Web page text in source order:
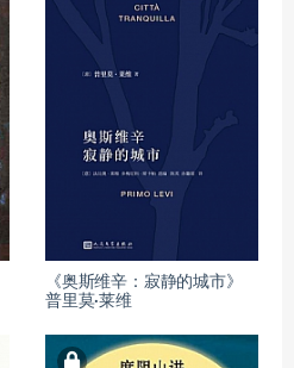
《奥斯维辛：寂静的城市》
普里莫·莱维